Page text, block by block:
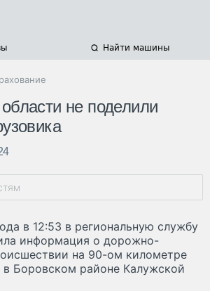
Найти машины
не поделили
в 12:53 в региональную службу
информация о дорожно-
на 90-ом километре
в Боровском районе Калужской